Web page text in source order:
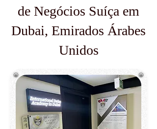
de Negócios Suíça em
Dubai, Emirados Árabes
Unidos